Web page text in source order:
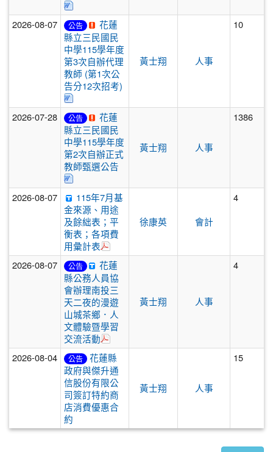
2026-08-07 公告
花蓮
縣立三民國民
中學115學年度
第3次自辦代理
教師 (第1次公
告分12次招考)
黃士翔 人事
10
2026-07-28 公告
花蓮
縣立三民國民
中學115學年度
第2次自辦正式
教師甄選公告
黃士翔 人事
1386
2026-08-07
115年7月基
金來源、用途
及餘絀表；平
衡表；各項費
用彙計表
徐康英 會計
4
2026-08-07 公告
花蓮
縣公務人員協
會辦理南投三
天二夜的漫遊
山城茶鄉．人
文體驗暨學習
交流活動
黃士翔 人事
4
2026-08-04 公告
花蓮縣
政府與傑升通
信股份有限公
司簽訂特約商
店消費優惠合
約
黃士翔 人事
15